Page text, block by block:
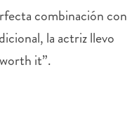
combinación con
la actriz llevo
it”.